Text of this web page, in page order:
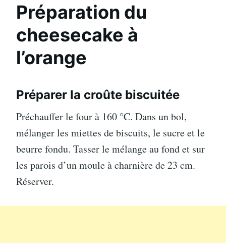
Préparation du
cheesecake à
l’orange
Préparer la croûte biscuitée
Préchauffer le four à 160 °C. Dans un bol,
mélanger les miettes de biscuits, le sucre et le
beurre fondu. Tasser le mélange au fond et sur
les parois d’un moule à charnière de 23 cm.
Réserver.